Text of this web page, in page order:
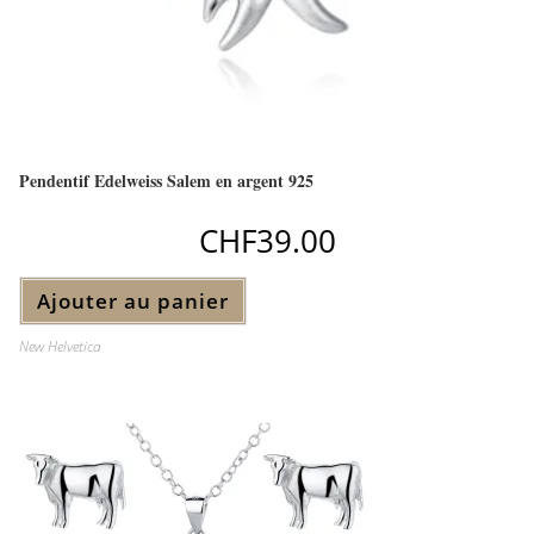
Pendentif Edelweiss Salem en argent 925
CHF39.00
Ajouter au panier
New Helvetica